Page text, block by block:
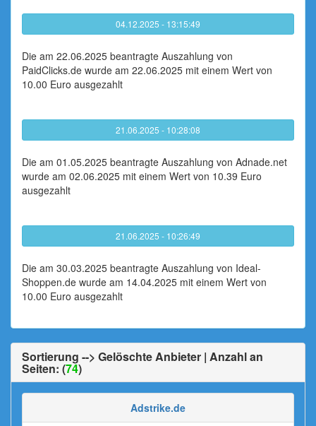
04.12.2025 - 13:15:49
Die am 22.06.2025 beantragte Auszahlung von
PaidClicks.de wurde am 22.06.2025 mit einem Wert von
10.00 Euro ausgezahlt
21.06.2025 - 10:28:08
Die am 01.05.2025 beantragte Auszahlung von Adnade.net
wurde am 02.06.2025 mit einem Wert von 10.39 Euro
ausgezahlt
21.06.2025 - 10:26:49
Die am 30.03.2025 beantragte Auszahlung von Ideal-
Shoppen.de wurde am 14.04.2025 mit einem Wert von
10.00 Euro ausgezahlt
Sortierung --> Gelöschte Anbieter | Anzahl an
Seiten: (74)
Adstrike.de